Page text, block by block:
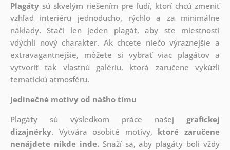
Plagátysú skvelým riešením pre ľudí, ktorí chcú zmeniť
vzhľad interiéru jednoducho, rýchlo a za minimálne
náklady. Stačí len jeden plagát, aby ste miestnosti
vdýchli nový charakter. Ak chcete niečo výraznejšie a
extravagantnejšie, môžete si vybrať viac plagátov a
vytvoriť tak vlastnú galériu, ktorá zaručene vykúzli
tematickú atmosféru.
Jedinečné motívy od nášho tímu
Plagáty sú výsledkom práce našejgrafickej
dizajnérky. Vytvára osobité motívy, ktoré zaručene
nenájdete nikde inde.Snaží sa, aby plagáty boli vždy